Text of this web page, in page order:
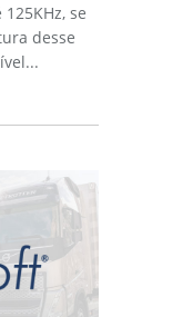
se
desse